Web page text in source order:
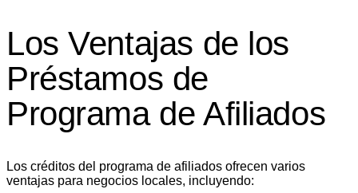
Los Ventajas de los
Préstamos de
Programa de Afiliados
Los créditos del programa de afiliados ofrecen varios
ventajas para negocios locales, incluyendo: